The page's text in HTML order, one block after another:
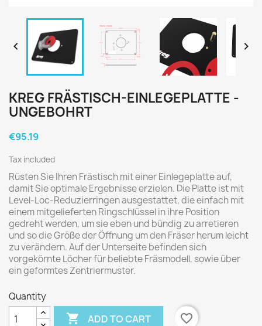
 
KREG FRÄSTISCH-EINLEGEPLATTE -
UNGEBOHRT
€95.19
Tax included
Rüsten Sie Ihren Frästisch mit einer Einlegeplatte auf,
damit Sie optimale Ergebnisse erzielen. Die Platte ist mit
Level-Loc-Reduzierringen ausgestattet, die einfach mit
einem mitgelieferten Ringschlüssel in ihre Position
gedreht werden, um sie eben und bündig zu arretieren
und so die Größe der Öffnung um den Fräser herum leicht
zu verändern. Auf der Unterseite befinden sich
vorgekörnte Löcher für beliebte Fräsmodell, sowie über
ein geformtes Zentriermuster.
Quantity
 ADD TO CART
favorite_border